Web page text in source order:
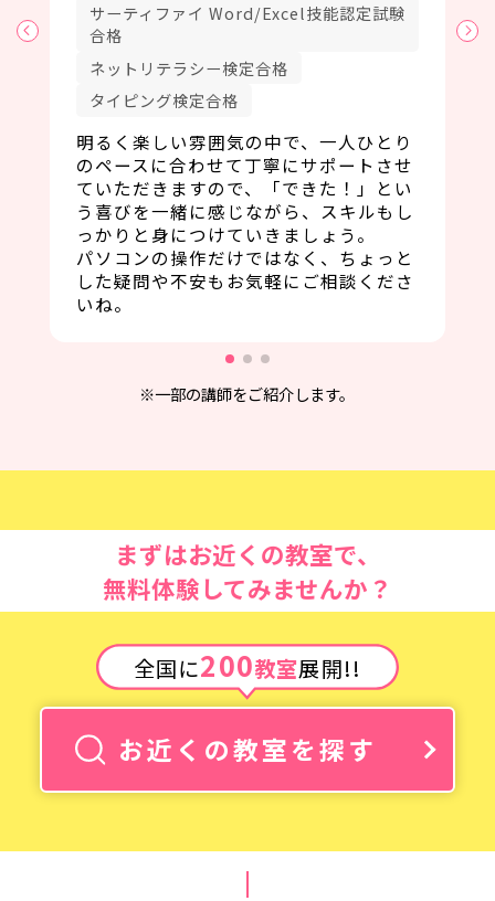
サーティファイ Word/Excel技能認定試験
合格
ネットリテラシー検定合格
タイピング検定合格
明るく楽しい雰囲気の中で、一人ひとり
のペースに合わせて丁寧にサポートさせ
ていただきますので、「できた！」とい
う喜びを一緒に感じながら、スキルもし
っかりと身につけていきましょう。
パソコンの操作だけではなく、ちょっと
した疑問や不安もお気軽にご相談くださ
いね。
※一部の講師をご紹介します。
まずはお近くの教室で、
無料体験してみませんか？
全国に200教室展開!!
お近くの教室を探す